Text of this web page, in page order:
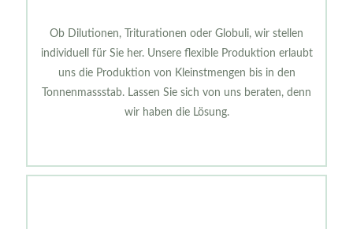
Ob Dilutionen, Triturationen oder Globuli, wir stellen
individuell für Sie her. Unsere flexible Produktion erlaubt
uns die Produktion von Kleinstmengen bis in den
Tonnenmassstab. Lassen Sie sich von uns beraten, denn
wir haben die Lösung.